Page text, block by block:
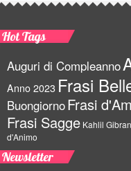
Hot Tags
Auguri di Compleanno
Anno 2023 Frasi
BuongiornoFrasi
Frasi Sagge Kahlil Gibran
d'Animo
Newsletter